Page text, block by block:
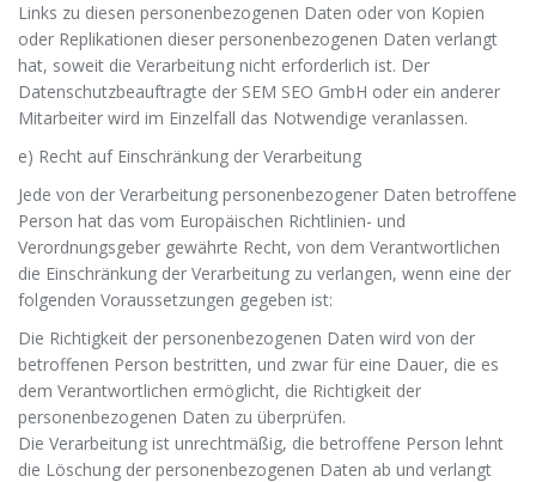
Links zu diesen personenbezogenen Daten oder von Kopien
oder Replikationen dieser personenbezogenen Daten verlangt
hat, soweit die Verarbeitung nicht erforderlich ist. Der
Datenschutzbeauftragte der SEM SEO GmbH oder ein anderer
Mitarbeiter wird im Einzelfall das Notwendige veranlassen.
e) Recht auf Einschränkung der Verarbeitung
Jede von der Verarbeitung personenbezogener Daten betroffene
Person hat das vom Europäischen Richtlinien- und
Verordnungsgeber gewährte Recht, von dem Verantwortlichen
die Einschränkung der Verarbeitung zu verlangen, wenn eine der
folgenden Voraussetzungen gegeben ist:
Die Richtigkeit der personenbezogenen Daten wird von der
betroffenen Person bestritten, und zwar für eine Dauer, die es
dem Verantwortlichen ermöglicht, die Richtigkeit der
personenbezogenen Daten zu überprüfen.
Die Verarbeitung ist unrechtmäßig, die betroffene Person lehnt
die Löschung der personenbezogenen Daten ab und verlangt